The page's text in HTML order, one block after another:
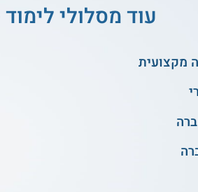
עוד מסלולי
מקצועית